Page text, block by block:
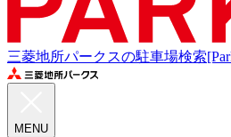
三菱地所パークスの駐車場検索
MENU